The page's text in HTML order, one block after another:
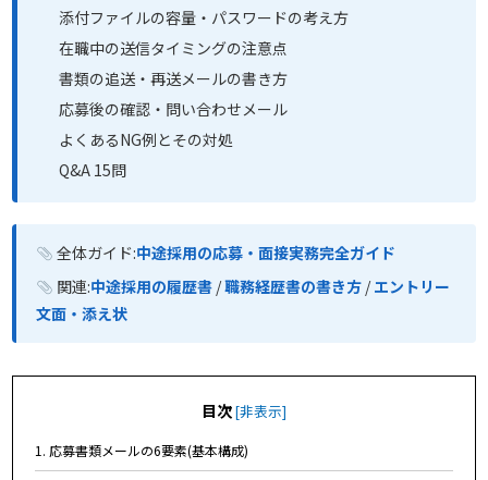
添付ファイルの容量・パスワードの考え方
在職中の送信タイミングの注意点
書類の追送・再送メールの書き方
応募後の確認・問い合わせメール
よくあるNG例とその対処
Q&A 15問
全体ガイド:中途採用の応募・面接実務完全ガイド
関連:中途採用の履歴書 /職務経歴書の書き方 /エントリー
文面・添え状
目次[非表示]
1. 応募書類メールの6要素(基本構成)